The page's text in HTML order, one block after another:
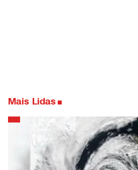
Mais Lidas